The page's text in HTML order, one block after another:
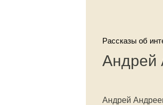
Рассказы об
Андрей
Андрей